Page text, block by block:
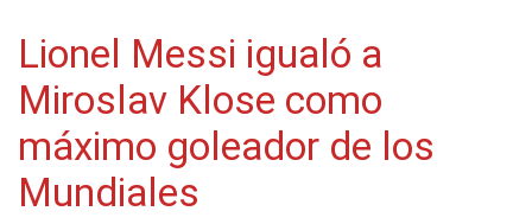
Lionel Messi igualó a
Miroslav Klose como
máximo goleador de los
Mundiales